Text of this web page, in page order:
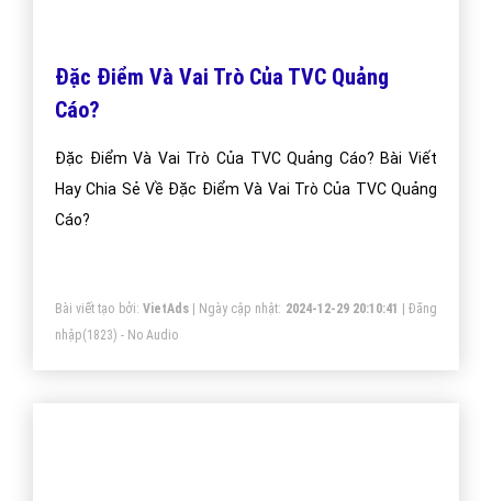
Đặc Điểm Và Vai Trò Của TVC Quảng
Cáo?
Đặc Điểm Và Vai Trò Của TVC Quảng Cáo? Bài Viết
Hay Chia Sẻ Về Đặc Điểm Và Vai Trò Của TVC Quảng
Cáo?
Bài viết tạo bởi: VietAds| Ngày cập nhật: 2024-12-29 20:10:41 |Đăng
nhập(1823) - No Audio